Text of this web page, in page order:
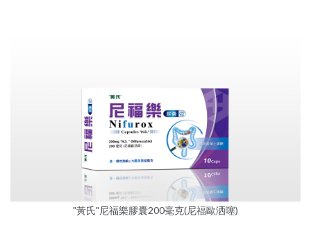
"黃氏"尼福樂膠囊200毫克(尼福歐洒噻)